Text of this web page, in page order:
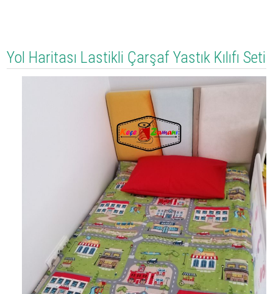
Yol Haritası Lastikli Çarşaf Yastık Kılıfı Seti